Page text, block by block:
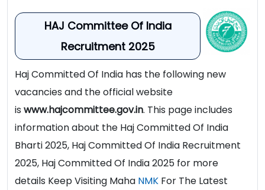
HAJ Committee Of India
Recruitment 2025
Haj Committed Of India has the following new
vacancies and the official website
is www.hajcommittee.gov.in. This page includes
information about the Haj Committed Of India
Bharti 2025, Haj Committed Of India Recruitment
2025, Haj Committed Of India 2025 for more
details Keep Visiting Maha NMK For The Latest